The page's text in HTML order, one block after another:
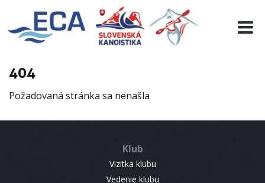
404
Požadovaná stránka sa nenašla
Klub
Vizitka klubu
Vedenie klubu
EURO 19
INFO
RESULTS
CONTACT